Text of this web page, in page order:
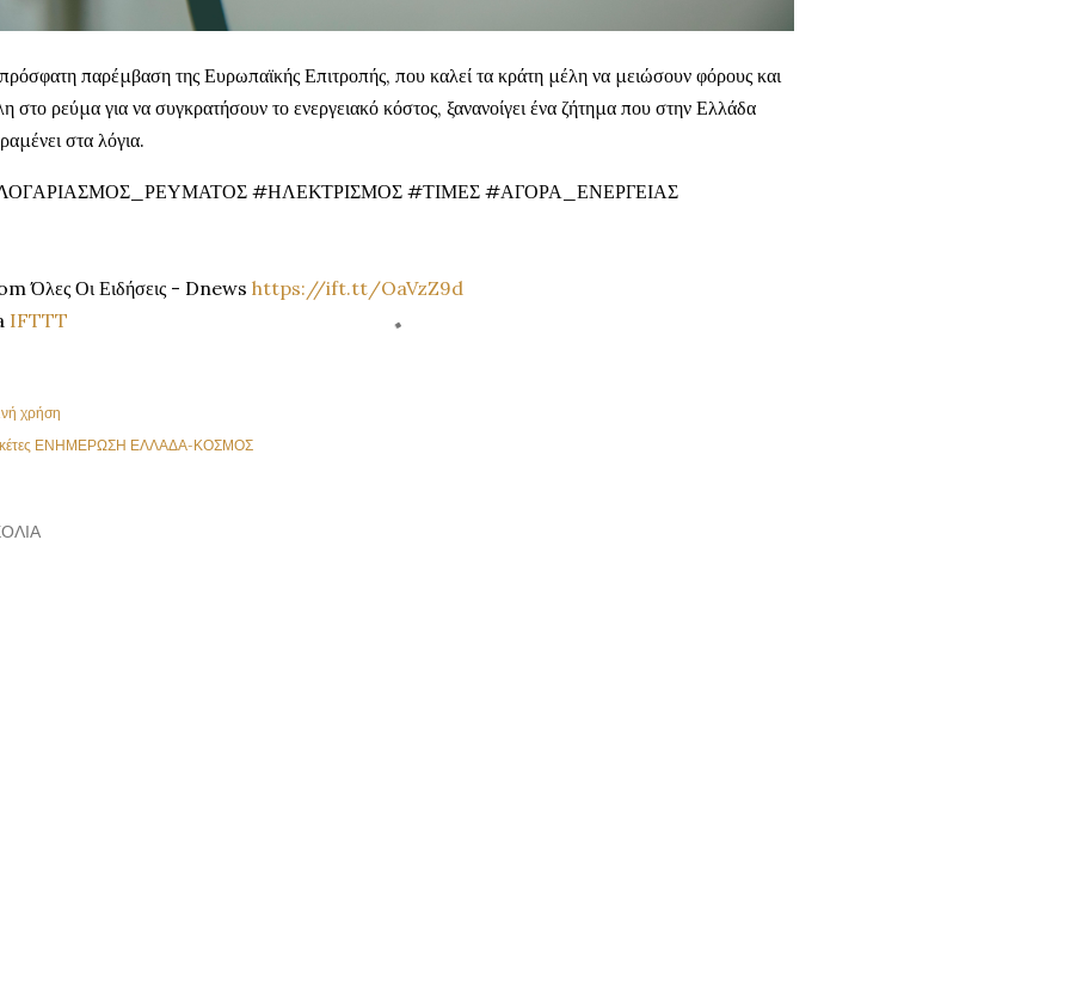
παρέμβαση της Ευρωπαϊκής Επιτροπής, που καλεί τα κράτη μέλη να μειώσουν φόρους και
στο ρεύμα για να συγκρατήσουν το ενεργειακό κόστος, ξανανοίγει ένα ζήτημα που στην Ελλάδα
στα λόγια.
#ΗΛΕΚΤΡΙΣΜΟΣ #ΤΙΜΕΣ #ΑΓΟΡΑ_ΕΝΕΡΓΕΙΑΣ
Όλες Οι Ειδήσεις - Dnews https://ift.tt/OaVzZ9d
IFTTT
χρήση
ΕΝΗΜΕΡΩΣΗ ΕΛΛΑΔΑ-ΚΟΣΜΟΣ